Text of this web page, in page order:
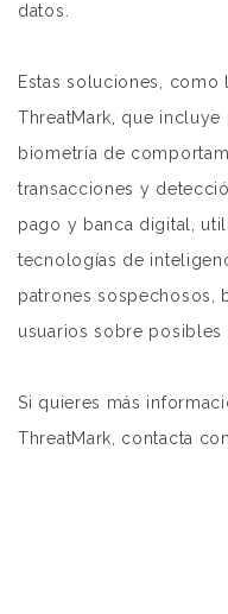
datos.
Estas soluciones, como
ThreatMark, que
biometría de
transacciones y
pago y banca digital,
tecnologías de
patrones sospechosos,
usuarios sobre posibles
Si quieres más
ThreatMark, contacta